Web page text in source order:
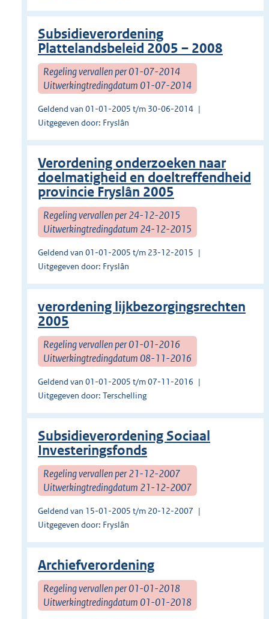
Subsidieverordening
Plattelandsbeleid 2005 – 2008
Regeling vervallen per 01-07-2014
Uitwerkingtredingdatum 01-07-2014
Geldend van 01-01-2005 t/m 30-06-2014
Uitgegeven door: Fryslân
Verordening onderzoeken naar
doelmatigheid en doeltreffendheid
provincie Fryslân 2005
Regeling vervallen per 24-12-2015
Uitwerkingtredingdatum 24-12-2015
Geldend van 01-01-2005 t/m 23-12-2015
Uitgegeven door: Fryslân
verordening lijkbezorgingsrechten
2005
Regeling vervallen per 01-01-2016
Uitwerkingtredingdatum 08-11-2016
Geldend van 01-01-2005 t/m 07-11-2016
Uitgegeven door: Terschelling
Subsidieverordening Sociaal
Investeringsfonds
Regeling vervallen per 21-12-2007
Uitwerkingtredingdatum 21-12-2007
Geldend van 15-01-2005 t/m 20-12-2007
Uitgegeven door: Fryslân
Archiefverordening
Regeling vervallen per 01-01-2018
Uitwerkingtredingdatum 01-01-2018